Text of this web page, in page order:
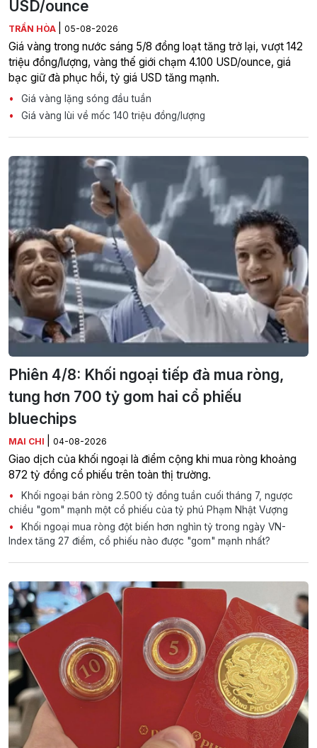
USD/ounce
TRẦN HÒA 05-08-2026
Giá vàng trong nước sáng 5/8 đồng loạt tăng trở lại, vượt 142
triệu đồng/lượng, vàng thế giới chạm 4.100 USD/ounce, giá
bạc giữ đà phục hồi, tỷ giá USD tăng mạnh.
Giá vàng lặng sóng đầu tuần
Giá vàng lùi về mốc 140 triệu đồng/lượng
Phiên 4/8: Khối ngoại tiếp đà mua ròng,
tung hơn 700 tỷ gom hai cổ phiếu
bluechips
MAI CHI 04-08-2026
Giao dịch của khối ngoại là điểm cộng khi mua ròng khoảng
872 tỷ đồng cổ phiếu trên toàn thị trường.
Khối ngoại bán ròng 2.500 tỷ đồng tuần cuối tháng 7, ngược
chiều "gom" mạnh một cổ phiếu của tỷ phú Phạm Nhật Vượng
Khối ngoại mua ròng đột biến hơn nghìn tỷ trong ngày VN-
Index tăng 27 điểm, cổ phiếu nào được "gom" mạnh nhất?